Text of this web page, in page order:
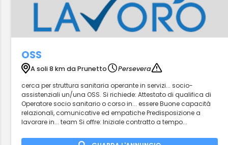
OSS
A soli 8 km da Prunetto
Persevera
cerca per struttura sanitaria operante in servizi... socio-
assistenziali un/una OSS. Si richiede: Attestato di qualifica di
Operatore socio sanitario o corso in... essere Buone capacità
relazionali, comunicative ed empatiche Predisposizione a
lavorare in... team Si offre: Iniziale contratto a tempo...